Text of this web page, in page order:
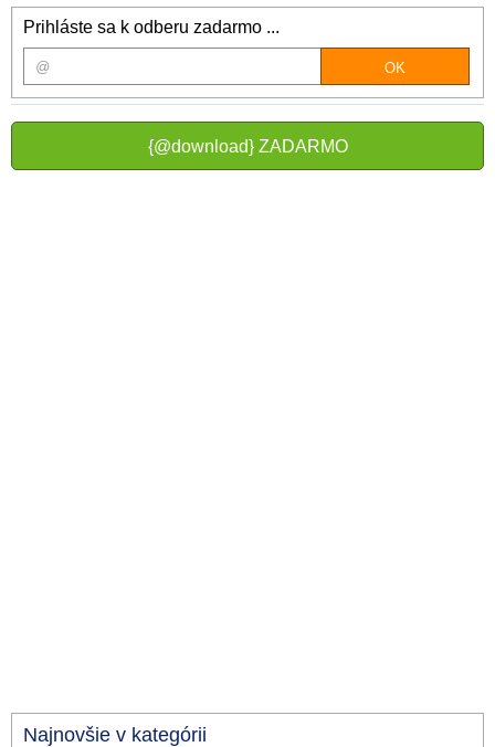
Prihláste sa k odberu zadarmo ...
{@download} ZADARMO
Najnovšie v kategórii